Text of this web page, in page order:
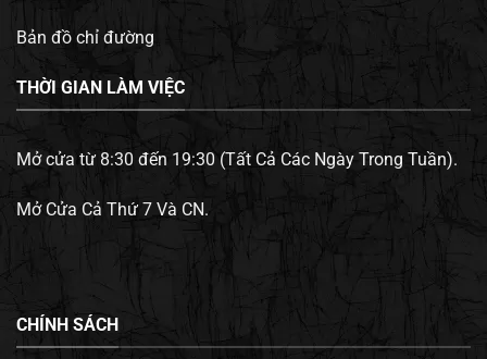
Bản đồ chỉ đường
THỜI GIAN LÀM VIỆC
Mở cửa từ 8:30 đến 19:30 (Tất Cả Các Ngày Trong Tuần).
Mở Cửa Cả Thứ 7 Và CN.
CHÍNH SÁCH